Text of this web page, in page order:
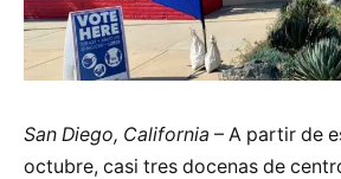
San Diego, California – A partir de
octubre, casi tres docenas de